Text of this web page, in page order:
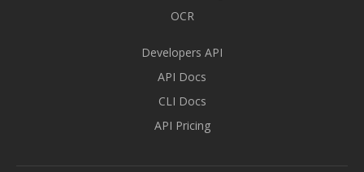
OCR
Developers API
API Docs
CLI Docs
API Pricing